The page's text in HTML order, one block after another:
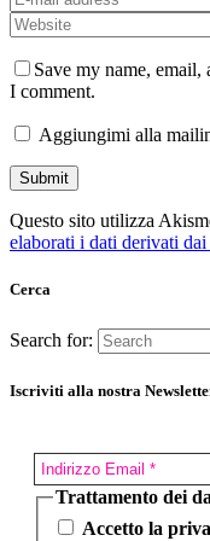
Save my name,
I comment.
Aggiungimi alla
Questo sito utilizza
elaborati i dati derivati
Cerca
Search for:
Iscriviti alla nostra
Trattamento dei
Accetto la